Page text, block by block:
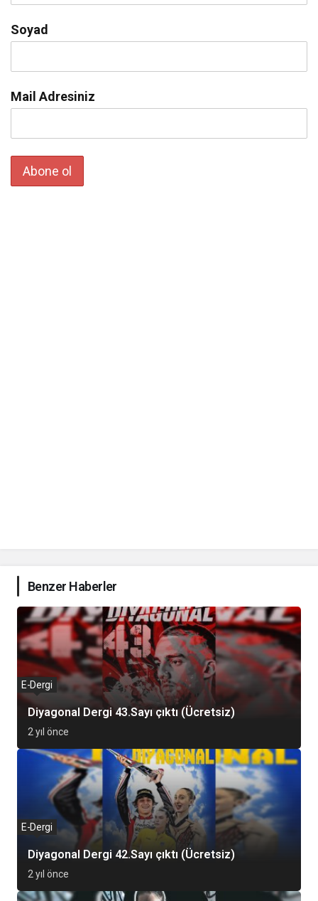
Soyad
Mail Adresiniz
Benzer Haberler
Diyagonal Dergi 43.Sayı çıktı (Ücretsiz)
E-Dergi
2 yıl önce
Diyagonal Dergi 42.Sayı çıktı (Ücretsiz)
E-Dergi
2 yıl önce